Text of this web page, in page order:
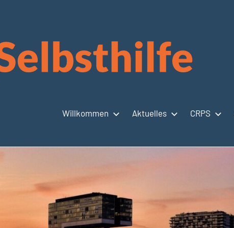
Willkommen Aktuelles CRPS